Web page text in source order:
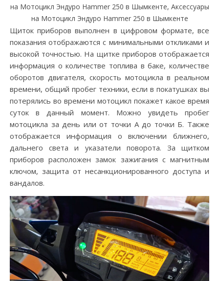
на Мотоцикл Эндуро Hammer 250 в Шымкенте, Аксессуары
на Мотоцикл Эндуро Hammer 250 в Шымкенте
Щиток приборов выполнен в цифровом формате, все
показания отображаются с минимальными откликами и
высокой точностью. На щитке приборов отображается
информация о количестве топлива в баке, количестве
оборотов двигателя, скорость мотоцикла в реальном
времени, общий пробег техники, если в покатушках вы
потерялись во времени мотоцикл покажет какое время
суток в данный момент. Можно увидеть пробег
мотоцикла за день или от точки А до точки Б. Также
отображается информация о включении ближнего,
дальнего света и указатели поворота. За щитком
приборов расположен замок зажигания с магнитным
ключом, защита от несанкционированного доступа и
вандалов.